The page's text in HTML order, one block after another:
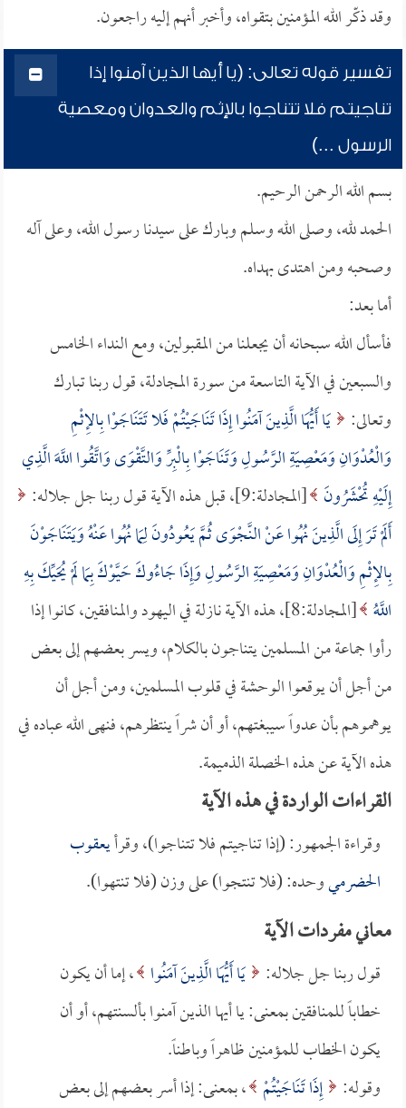
وقد ذكّر الله المؤمنين بتقواه، وأخبر أنهم إليه راجعون.
تفسير قوله تعالى: (يا أيها الذين آمنوا إذا
تناجيتم فلا تتناجوا بالإثم والعدوان ومعصية
الرسول ...)
بسم الله الرحمن الرحيم.
الحمد لله، وصلى الله وسلم وبارك على سيدنا رسول الله، وعلى آله
وصحبه ومن اهتدى بهداه.
أما بعد:
فأسأل الله سبحانه أن يجعلنا من المقبولين، ومع النداء الخامس
والسبعين في الآية التاسعة من سورة المجادلة، قول ربنا تبارك
وتعالى: يَا أَيُّهَا الَّذِينَ آمَنُوا إِذَا تَنَاجَيْتُمْ فَلا تَتَنَاجَوْا بِالإِثْمِ
وَالْعُدْوَانِ وَمَعْصِيَةِ الرَّسُولِ وَتَنَاجَوْا بِالْبِرِّ وَالتَّقْوَى وَاتَّقُوا اللَّهَ الَّذِي
إِلَيْهِ تُحْشَرُونَ [المجادلة:9]، قبل هذه الآية قول ربنا جل جلاله:
أَلَمْ تَرَ إِلَى الَّذِينَ نُهُوا عَنْ النَّجْوَى ثُمَّ يَعُودُونَ لِمَا نُهُوا عَنْهُ وَيَتَنَاجَوْنَ
بِالإِثْمِ وَالْعُدْوَانِ وَمَعْصِيَةِ الرَّسُولِ وَإِذَا جَاءُوكَ حَيَّوْكَ بِمَا لَمْ يُحَيِّكَ بِهِ
اللَّهُ
[المجادلة:8]، هذه الآية نازلة في اليهود والمنافقين، كانوا إذا
رأوا جماعة من المسلمين يتناجون بالكلام، ويسر بعضهم إلى بعض
من أجل أن يوقعوا الوحشة في قلوب المسلمين، ومن أجل أن
يوهموهم بأن عدواً سيبغتهم، أو أن شراً ينتظرهم، فنهى الله عباده في
هذه الآية عن هذه الخصلة الذميمة.
القراءات الواردة في هذه الآية
وقراءة الجمهور: (إذا تناجيتم فلا تتناجوا)، وقرأيعقوب
الحضرميوحده: (فلا تنتجوا) على وزن (فلا تنتهوا).
معاني مفردات الآية
قول ربنا جل جلاله: يَا أَيُّهَا الَّذِينَ آمَنُوا ، إما أن يكون
خطاباً للمنافقين بمعنى: يا أيها الذين آمنوا بألسنتهم، أو أن
يكون الخطاب للمؤمنين ظاهراً وباطناً.
وقوله: إِذَا تَنَاجَيْتُمْ ، بمعنى: إذا أسر بعضهم إلى بعض